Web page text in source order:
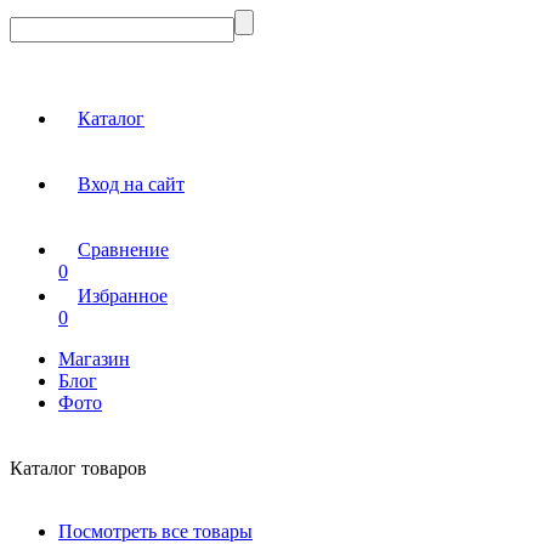
Каталог
Вход на сайт
Сравнение
0
Избранное
0
Магазин
Блог
Фото
Каталог товаров
Посмотреть все товары